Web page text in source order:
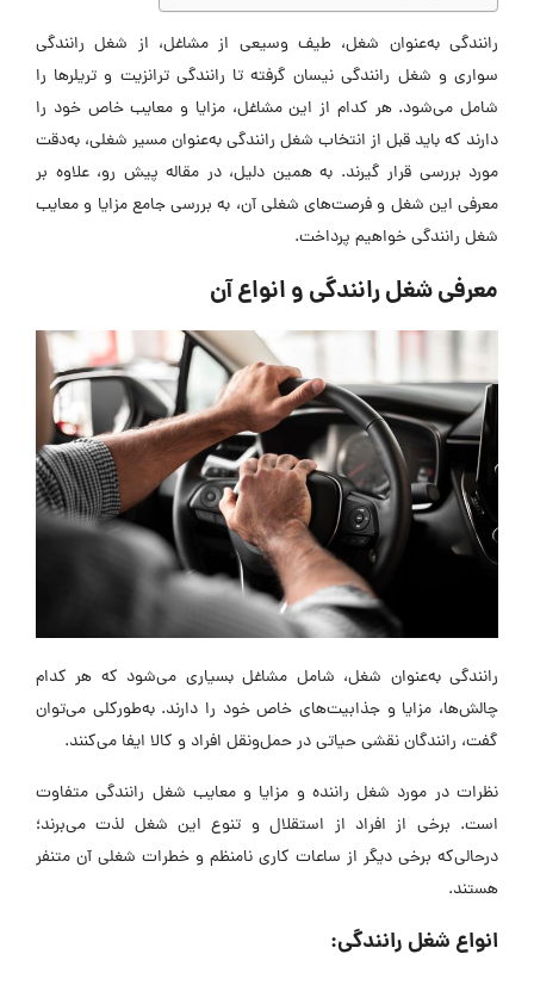
رانندگی به‌عنوان شغل، طیف وسیعی از مشاغل، از شغل رانندگی
سواری و شغل رانندگی نیسان گرفته تا رانندگی ترانزیت و تریلرها را
شامل می‌شود. هر کدام از این مشاغل، مزایا و معایب خاص خود را
دارند که باید قبل از انتخاب شغل رانندگی به‌عنوان مسیر شغلی، به‌دقت
مورد بررسی قرار گیرند. به همین دلیل، در مقاله پیش رو، علاوه بر
معرفی این شغل و فرصت‌های شغلی آن، به بررسی جامع مزایا و معایب
شغل رانندگی خواهیم پرداخت.
معرفی شغل رانندگی و انواع آن
رانندگی به‌عنوان شغل، شامل مشاغل بسیاری می‌شود که هر کدام
چالش‌ها، مزایا و جذابیت‌های خاص خود را دارند. به‌طورکلی می‌توان
گفت، رانندگان نقشی حیاتی در حمل‌ونقل افراد و کالا ایفا می‌کنند.
نظرات در مورد شغل راننده و مزایا و معایب شغل رانندگی متفاوت
است. برخی از افراد از استقلال و تنوع این شغل لذت می‌برند؛
درحالی‌که برخی دیگر از ساعات کاری نامنظم و خطرات شغلی آن متنفر
هستند.
انواع شغل رانندگی: